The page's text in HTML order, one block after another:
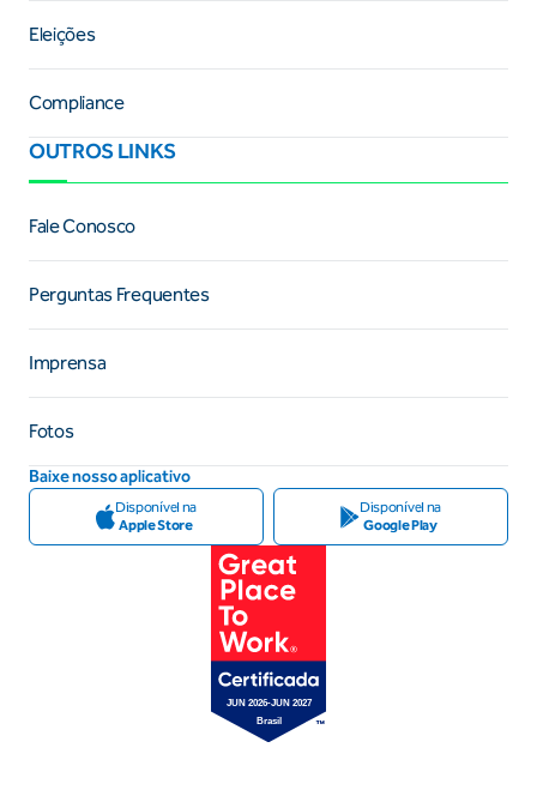
Eleições
Compliance
OUTROS LINKS
Fale Conosco
Perguntas Frequentes
Imprensa
Fotos
Baixe nosso aplicativo
Disponível na
Apple Store
Disponível na
Google Play